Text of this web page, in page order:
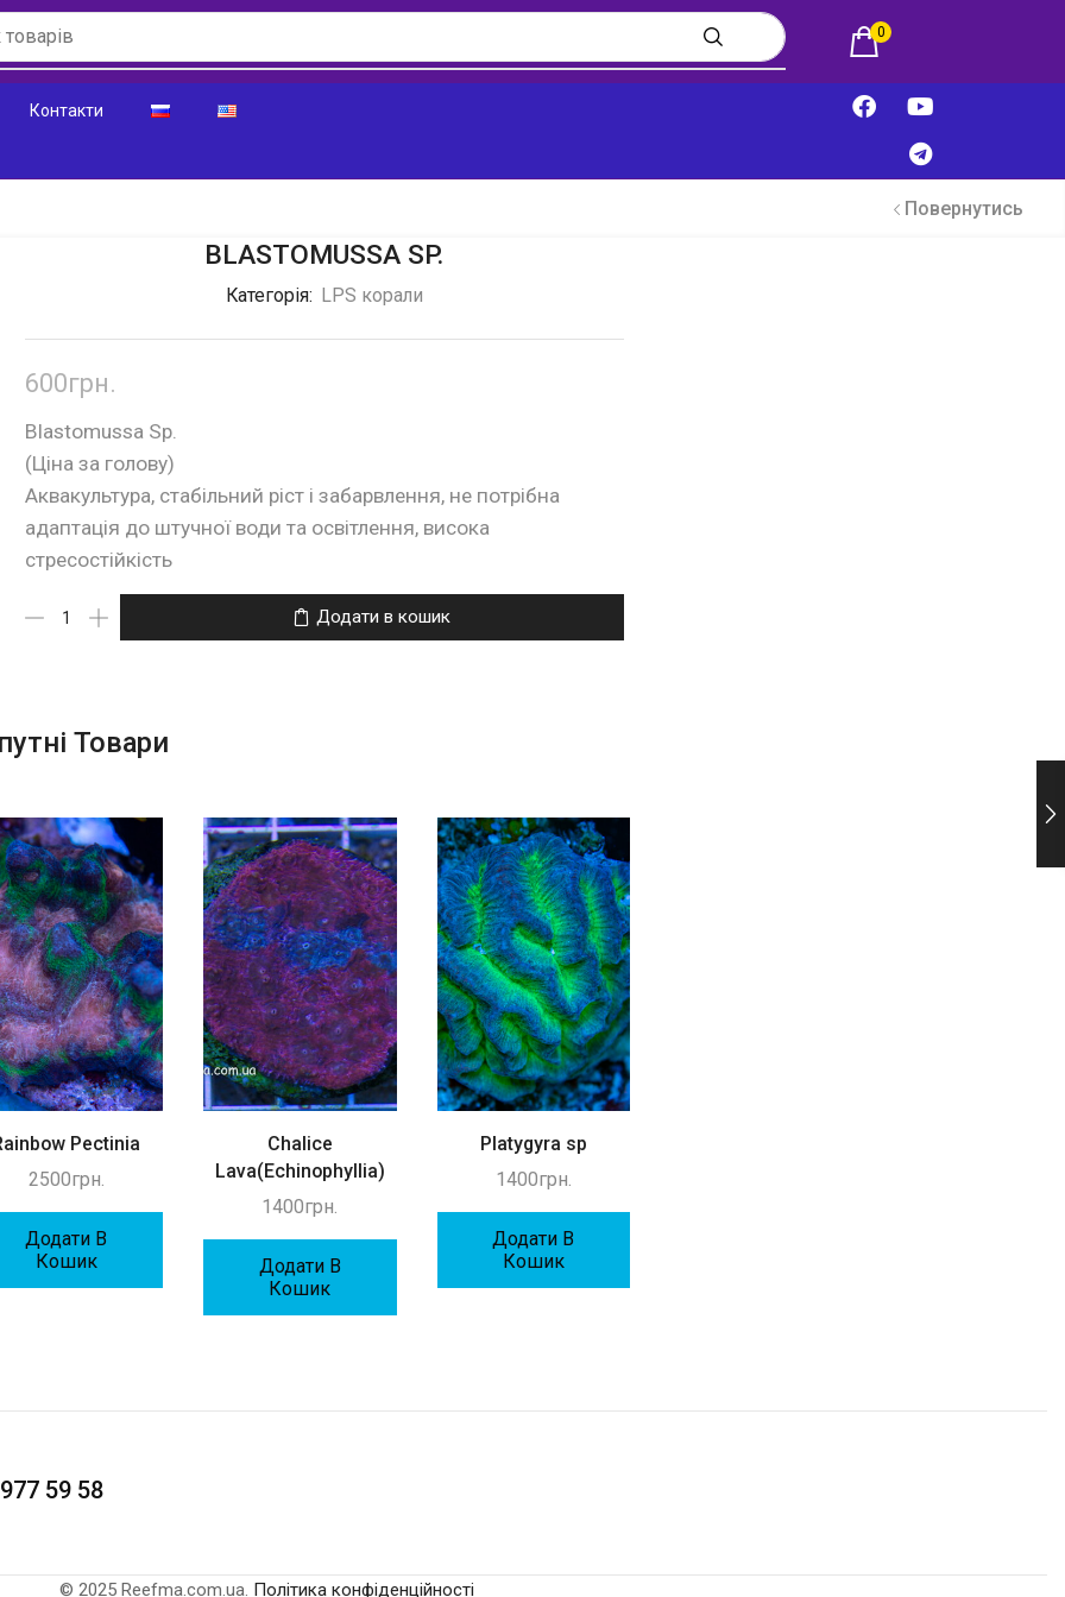
0
Контакти
Повернутись
BLASTOMUSSA SP.
Категорія: LPS корали
600грн.
Blastomussa Sp.
(Ціна за голову)
Аквакультура, стабільний ріст і забарвлення, не потрібна
адаптація до штучної води та освітлення, висока
стресостійкість
Додати в кошик
Товари
Pectinia
2500грн.
Додати В
Кошик
Chalice
Lava(Echinophyllia)
1400грн.
Додати В
Кошик
Platygyra sp
1400грн.
Додати В
Кошик
59 58
© 2025 Reefma.com.ua. Політика конфіденційності